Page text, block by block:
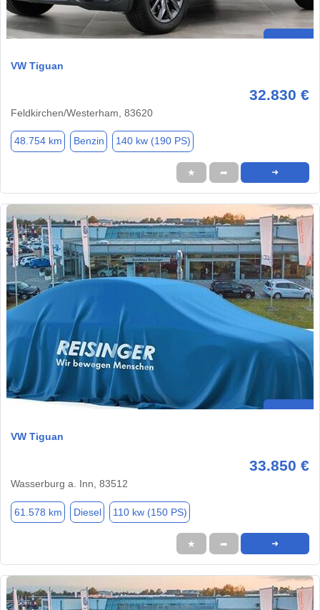
VW Tiguan
32.830 €
Feldkirchen/Westerham, 83620
48.754 km Benzin 140 kw (190 PS)
★ ➦ ➜
VW Tiguan
33.850 €
Wasserburg a. Inn, 83512
61.578 km Diesel 110 kw (150 PS)
★ ➦ ➜